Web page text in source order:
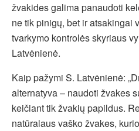
žvakides galima panaudoti
ne tik pinigų, bet ir atsakingai
tvarkymo kontrolės skyriaus
Latvėnienė.
Kaip pažymi S. Latvėnienė:
alternatyva – naudoti žvakes
keičiant tik žvakių papildus.
natūralaus vaško žvakes,